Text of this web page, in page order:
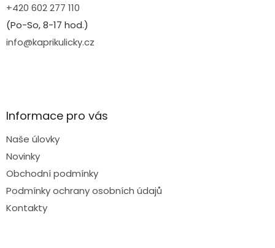
+420 602 277 110
(Po-So, 8-17 hod.)
info@kaprikulicky.cz
Informace pro vás
Naše úlovky
Novinky
Obchodní podmínky
Podmínky ochrany osobních údajů
Kontakty